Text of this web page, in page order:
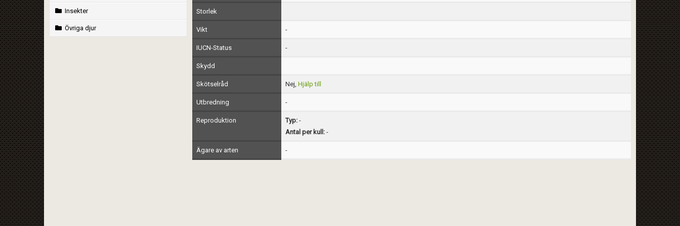
Insekter
Övriga djur
Storlek
Vikt -
IUCN-Status -
Skydd
Skötselråd Nej, Hjälp till
Utbredning -
Reproduktion Typ:-
Antal per kull:-
Ägare av arten -